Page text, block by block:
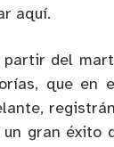
aquí.
partir del
que en
gran éxito